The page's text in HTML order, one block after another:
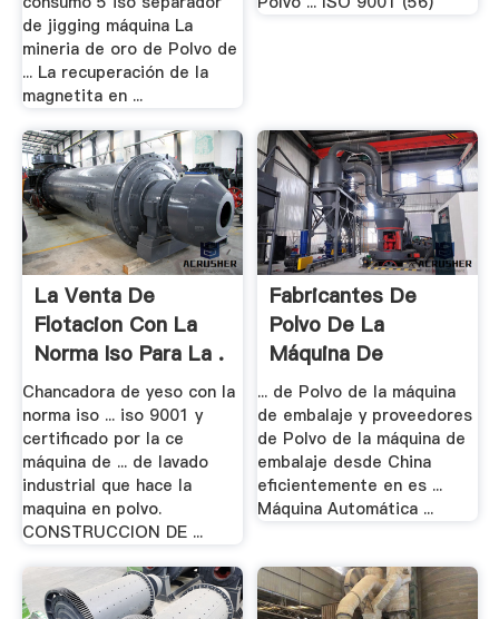
de jigging máquina La
mineria de oro de Polvo de
... La recuperación de la
magnetita en ...
La Venta De
Flotacion Con La
Norma Iso Para La .
Chancadora de yeso con la
norma iso ... iso 9001 y
certificado por la ce
máquina de ... de lavado
industrial que hace la
maquina en polvo.
CONSTRUCCION DE ...
Fabricantes De
Polvo De La
Máquina De
Embalaje .
... de Polvo de la máquina
de embalaje y proveedores
de Polvo de la máquina de
embalaje desde China
eficientemente en es ...
Máquina Automática ...